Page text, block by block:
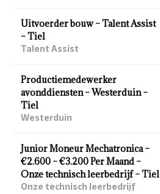
Uitvoerder bouw – Talent Assist
– Tiel
Talent Assist
Productiemedewerker
avonddiensten – Westerduin –
Tiel
Westerduin
Junior Moneur Mechatronica –
€2.600 – €3.200 Per Maand –
Onze technisch leerbedrijf – Tiel
Onze technisch leerbedrijf